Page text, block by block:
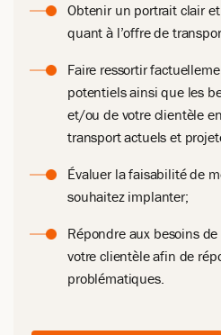
Obtenir un portrait clair
quant à l’offre de
Faire ressortir
potentiels ainsi que les
et/ou de votre clientèle
transport actuels et
Évaluer la faisabilité de
souhaitez implanter;
Répondre aux besoins
votre clientèle afin de
problématiques.